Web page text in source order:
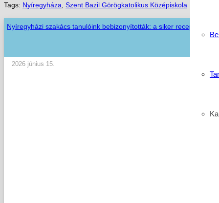
Tags: Nyíregyháza Szent Bazil Görögkatolikus Középiskola
Nyíregyházi szakács tanulóink bebizonyították: a siker receptje a
2026 június 15.